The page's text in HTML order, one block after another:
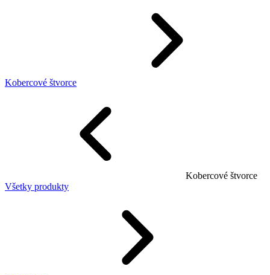
Kobercové štvorce
Kobercové štvorce
Všetky produkty